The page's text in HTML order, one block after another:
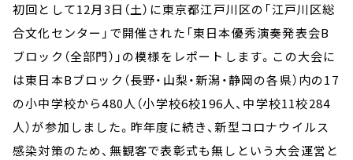
初回として12月3日（土）に東京都江戸川区の「江戸川区総
合文化センター」で開催された「東日本優秀演奏発表会B
ブロック（全部門）」の模様をレポートします。この大会に
は東日本Bブロック（長野・山梨・新潟・静岡の各県）内の17
の小中学校から480人（小学校6校196人、中学校11校284
人）が参加しました。昨年度に続き、新型コロナウイルス
感染対策のため、無観客で表彰式も無しという大会運営と